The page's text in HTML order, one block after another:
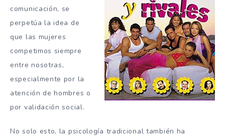
comunicación, se
perpetúa la idea de
que las mujeres
competimos siempre
entre nosotras,
especialmente por la
atención de hombres o
por validación social.
No solo esto, la psicología tradicional también ha